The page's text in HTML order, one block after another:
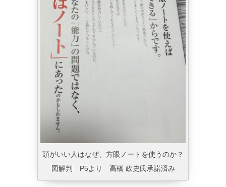
頭がいい人はなぜ、方眼ノートを使うのか？
図解判 P5より 高橋 政史氏承諾済み